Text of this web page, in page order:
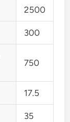
2500
300
750
17.5
35